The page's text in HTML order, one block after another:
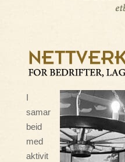
I
samar
beid
med
aktivit